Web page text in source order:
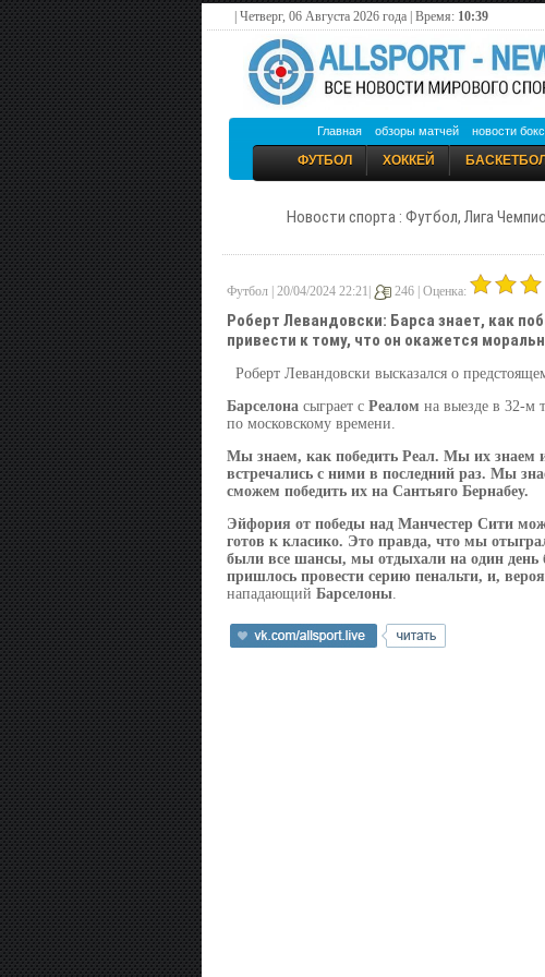
| Четверг, 06 Августа 2026 года | Время: 10:39
Главная обзоры матчей новости
ФУТБОЛ ХОККЕЙ БАСКЕТБОЛ
Новости спорта : Футбол, Лига
Футбол | 20/04/2024 22:21| 246 | Оценка:
Роберт Левандовски: Барса знает, как
привести к тому, что он окажется
Роберт Левандовски высказался о
Барселонасыграет с Реалом на выезде в 32-м
по московскому времени.
Мы знаем, как победить Реал. Мы их знаем и
встречались с ними в последний раз. Мы
сможем победить их на Сантьяго Бернабеу.
Эйфория от победы над Манчестер Сити
готов к класико. Это правда, что мы
были все шансы, мы отдыхали на один день
пришлось провести серию пенальти, и,
нападающий Барселоны.